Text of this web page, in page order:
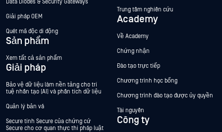
Data Diodes & Security Gateways
Giải pháp OEM
Quét mã độc di động
Sản phẩm
Xem tất cả sản phẩm
Giải pháp
Bảo vệ dữ liệu làm nền tảng cho trí
tuệ nhân tạo (AI) và phân tích dữ liệu
Quản lý bản vá
Secure tính Secure của chứng cứ
Secure cho cơ quan thực thi pháp luật
Trung tâm nghiên cứu
Academy
Về Academy
Chứng nhận
Đào tạo trực tiếp
Chương trình học bổng
Chương trình đào tạo được ủy quyền
Tài nguyên
Công ty